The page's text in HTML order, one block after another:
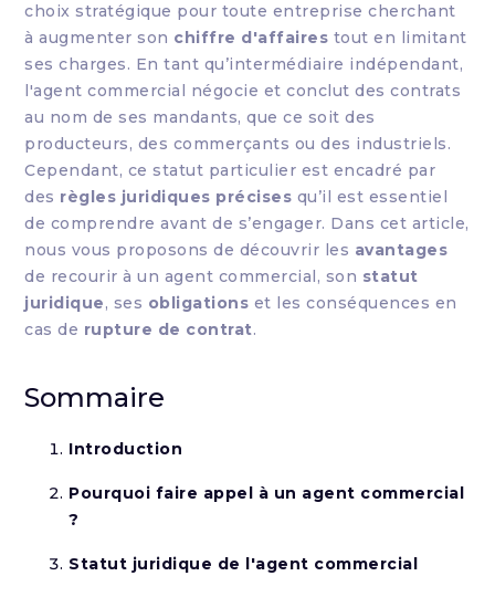
choix stratégique pour toute entreprise cherchant
à augmenter son chiffre d'affaires tout en limitant
ses charges. En tant qu’intermédiaire indépendant,
l'agent commercial négocie et conclut des contrats
au nom de ses mandants, que ce soit des
producteurs, des commerçants ou des industriels.
Cependant, ce statut particulier est encadré par
des règles juridiques précises qu’il est essentiel
de comprendre avant de s’engager. Dans cet article,
nous vous proposons de découvrir les avantages
de recourir à un agent commercial, son statut
juridique, ses obligations et les conséquences en
cas de rupture de contrat.
Sommaire
Introduction
Pourquoi faire appel à un agent commercial
?
Statut juridique de l'agent commercial